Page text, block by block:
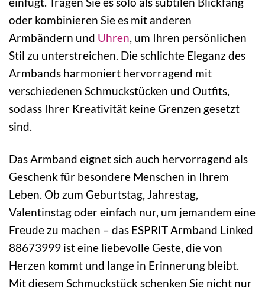
oder kombinieren Sie es mit anderen
Armbändern und Uhren, um Ihren persönlichen
Stil zu unterstreichen. Die schlichte Eleganz des
Armbands harmoniert hervorragend mit
verschiedenen Schmuckstücken und Outfits,
sodass Ihrer Kreativität keine Grenzen gesetzt
sind.
Das Armband eignet sich auch hervorragend als
Geschenk für besondere Menschen in Ihrem
Leben. Ob zum Geburtstag, Jahrestag,
Valentinstag oder einfach nur, um jemandem eine
Freude zu machen – das ESPRIT Armband Linked
88673999 ist eine liebevolle Geste, die von
Herzen kommt und lange in Erinnerung bleibt.
Mit diesem Schmuckstück schenken Sie nicht nur